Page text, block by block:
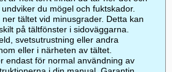
du mögel och fuktskador.
tältet vid minusgrader. Detta kan
på tältfönster i sidoväggarna.
svetsutrustning eller andra
eller i närheten av tältet.
endast för normal användning av